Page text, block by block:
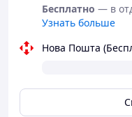
Бесплатно — в
Узнать больше
Нова Пошта